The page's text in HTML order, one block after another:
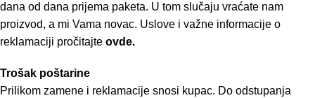
dana od dana prijema paketa. U tom slučaju vraćate nam
proizvod, a mi Vama novac. Uslove i važne informacije o
reklamaciji pročitajte ovde.
Trošak poštarine
Prilikom zamene i reklamacije snosi kupac. Do odstupanja